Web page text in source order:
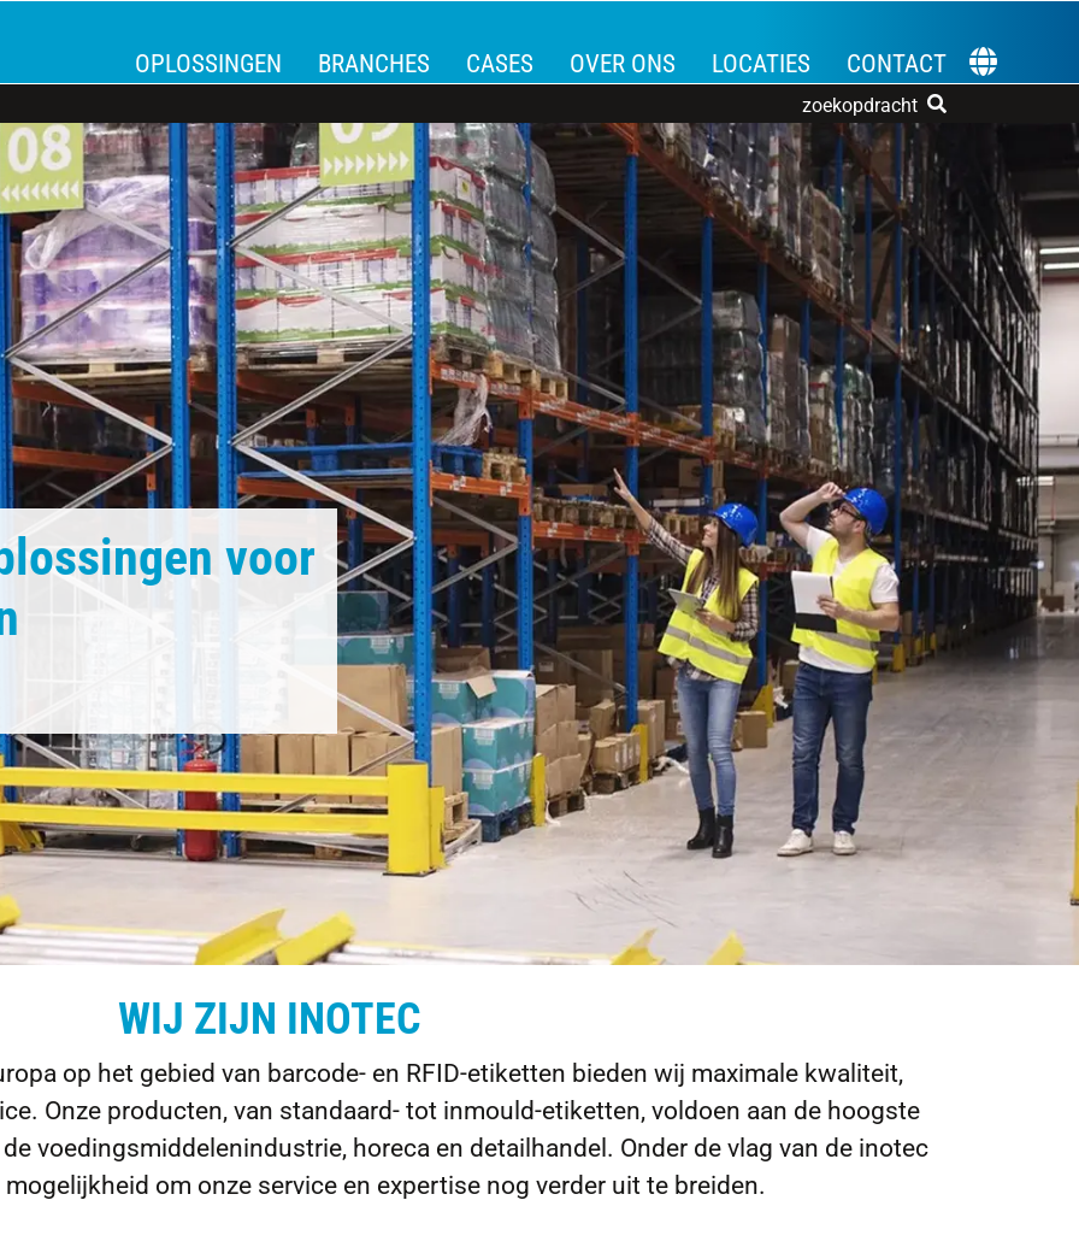
OPLOSSINGEN BRANCHES CASES OVER ONS LOCATIES CONTACT
zoekopdracht
voor
WIJ ZIJN INOTEC
op het gebied van barcode- en RFID-etiketten bieden wij maximale kwaliteit,
Onze producten, van standaard- tot inmould-etiketten, voldoen aan de hoogste
voedingsmiddelenindustrie, horeca en detailhandel. Onder de vlag van de inotec
om onze service en expertise nog verder uit te breiden.